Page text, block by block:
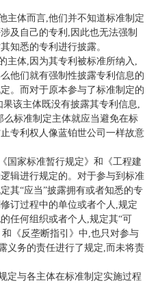
主体而言,他们并不知道标准制定
及自己的专利,因此也无法强制
知悉的专利进行披露。
主体,因为其专利被标准所纳入,
他们就有强制性披露专利信息的
。而对于原本参与了标准制定的
该主体既没有披露其专利信息,
标准制定主体就应当避免在标
专利权人像蓝铂世公司一样故意
国家标准暂行规定》和《工程建
辑进行规定的。对于参与到标准
其“应当”披露拥有或者知悉的专
订过程中的单位或者个人,规定
任何组织或者个人,规定其“可
《反垄断指引》中,也只对参与
义务的责任进行了规定,而未将责
定与各主体在标准制定实施过程